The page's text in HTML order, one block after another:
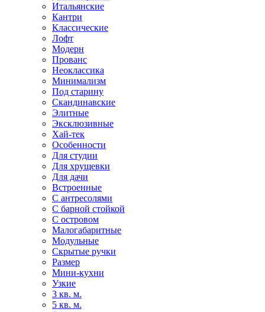
Итальянские
Кантри
Классические
Лофт
Модерн
Прованс
Неоклассика
Минимализм
Под старину
Скандинавские
Элитные
Эксклюзивные
Хай-тек
Особенности
Для студии
Для хрущевки
Для дачи
Встроенные
С антресолями
С барной стойкой
С островом
Малогабаритные
Модульные
Скрытые ручки
Размер
Мини-кухни
Узкие
3 кв. м.
5 кв. м.